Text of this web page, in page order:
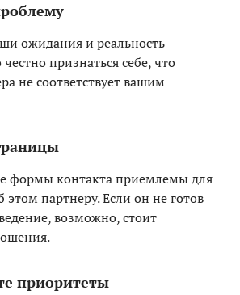
ожидания и реальность
признаться себе, что
не соответствует вашим
формы контакта приемлемы для
этом партнеру. Если он не готов
возможно, стоит
приоритеты